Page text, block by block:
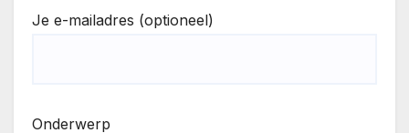
Je e-mailadres (optioneel)
Onderwerp